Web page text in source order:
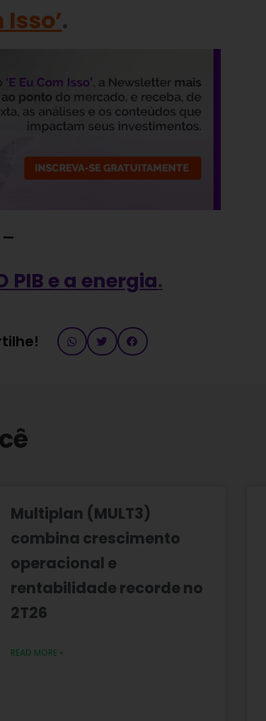
.
—
PIB e a energia.
Multiplan (MULT3)
combina crescimento
operacional e
rentabilidade recorde no
2T26
READ MORE »